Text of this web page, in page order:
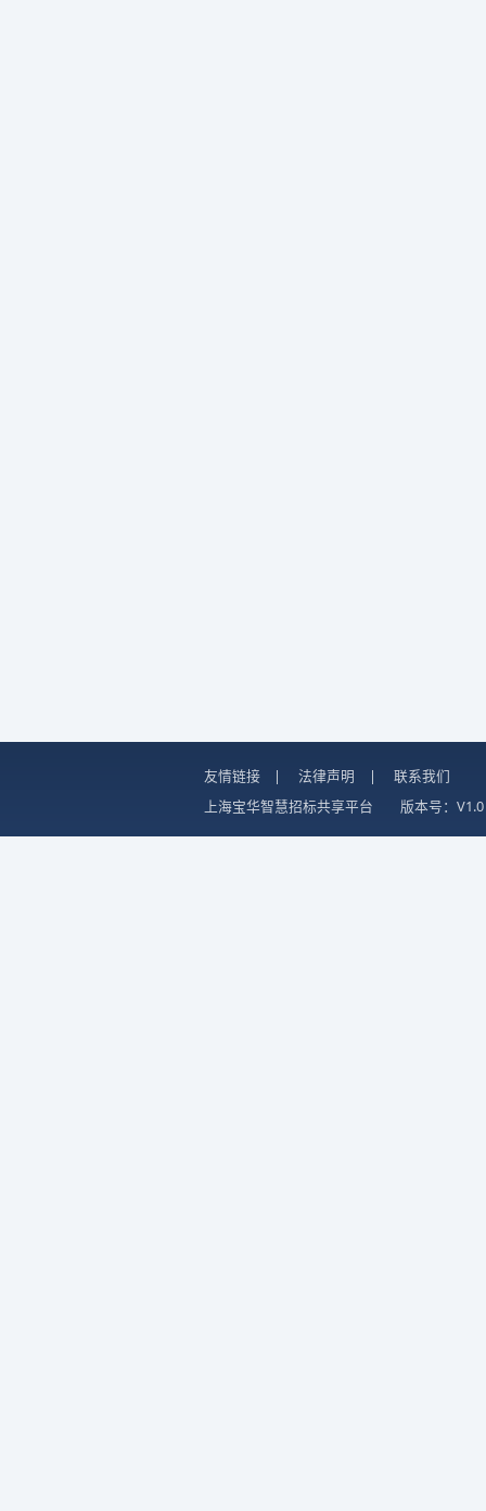
友情链接 | 法律声明 |
联系我们
上海宝华智慧招标共享平台
版本号：V1.0